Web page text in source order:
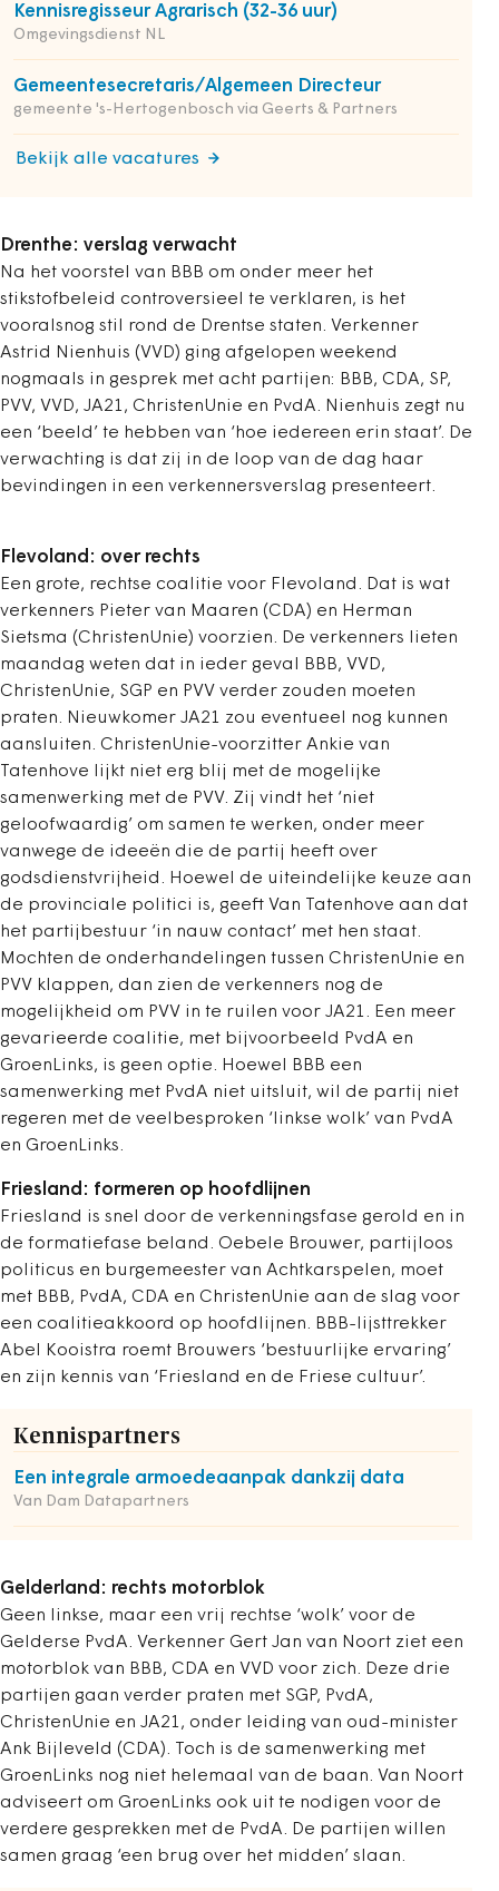
Kennisregisseur Agrarisch (32-36 uur)
Omgevingsdienst NL
Gemeentesecretaris/Algemeen Directeur
gemeente 's-Hertogenbosch via Geerts & Partners
Bekijk alle vacatures
Drenthe: verslag verwacht
Na het voorstel van BBB om onder meer het
stikstofbeleid controversieel te verklaren, is het
vooralsnog stil rond de Drentse staten. Verkenner
Astrid Nienhuis (VVD) ging afgelopen weekend
nogmaals in gesprek met acht partijen: BBB, CDA, SP,
PVV, VVD, JA21, ChristenUnie en PvdA. Nienhuis zegt nu
een ‘beeld’ te hebben van ‘hoe iedereen erin staat’. De
verwachting is dat zij in de loop van de dag haar
bevindingen in een verkennersverslag presenteert.
Flevoland: over rechts
Een grote, rechtse coalitie voor Flevoland. Dat is wat
verkenners Pieter van Maaren (CDA) en Herman
Sietsma (ChristenUnie) voorzien. De verkenners lieten
maandag weten dat in ieder geval BBB, VVD,
ChristenUnie, SGP en PVV verder zouden moeten
praten. Nieuwkomer JA21 zou eventueel nog kunnen
aansluiten. ChristenUnie-voorzitter Ankie van
Tatenhove lijkt niet erg blij met de mogelijke
samenwerking met de PVV. Zij vindt het ‘niet
geloofwaardig’ om samen te werken, onder meer
vanwege de ideeën die de partij heeft over
godsdienstvrijheid. Hoewel de uiteindelijke keuze aan
de provinciale politici is, geeft Van Tatenhove aan dat
het partijbestuur ‘in nauw contact’ met hen staat.
Mochten de onderhandelingen tussen ChristenUnie en
PVV klappen, dan zien de verkenners nog de
mogelijkheid om PVV in te ruilen voor JA21. Een meer
gevarieerde coalitie, met bijvoorbeeld PvdA en
GroenLinks, is geen optie. Hoewel BBB een
samenwerking met PvdA niet uitsluit, wil de partij niet
regeren met de veelbesproken ‘linkse wolk’ van PvdA
en GroenLinks.
Friesland: formeren op hoofdlijnen
Friesland is snel door de verkenningsfase gerold en in
de formatiefase beland. Oebele Brouwer, partijloos
politicus en burgemeester van Achtkarspelen, moet
met BBB, PvdA, CDA en ChristenUnie aan de slag voor
een coalitieakkoord op hoofdlijnen. BBB-lijsttrekker
Abel Kooistra roemt Brouwers ‘bestuurlijke ervaring’
en zijn kennis van ‘Friesland en de Friese cultuur’.
Kennispartners
Een integrale armoedeaanpak dankzij data
Van Dam Datapartners
Gelderland: rechts motorblok
Geen linkse, maar een vrij rechtse ‘wolk’ voor de
Gelderse PvdA. Verkenner Gert Jan van Noort ziet een
motorblok van BBB, CDA en VVD voor zich. Deze drie
partijen gaan verder praten met SGP, PvdA,
ChristenUnie en JA21, onder leiding van oud-minister
Ank Bijleveld (CDA). Toch is de samenwerking met
GroenLinks nog niet helemaal van de baan. Van Noort
adviseert om GroenLinks ook uit te nodigen voor de
verdere gesprekken met de PvdA. De partijen willen
samen graag ‘een brug over het midden’ slaan.